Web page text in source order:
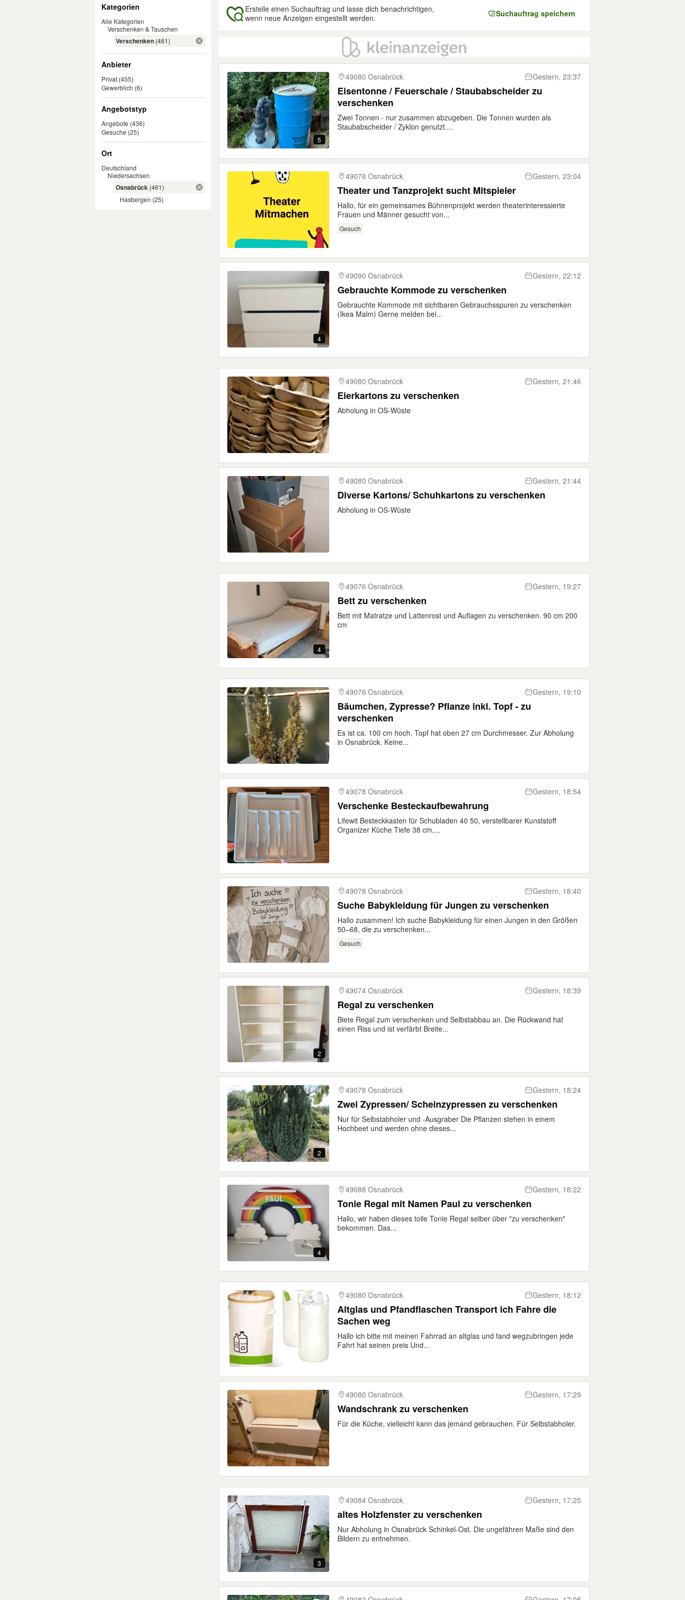
Kategorien
Alle Kategorien
Verschenken & Tauschen
Verschenken (461)
Anbieter
Privat (455)
Gewerblich (6)
Angebotstyp
Angebote (436)
Gesuche (25)
Ort
Deutschland
Niedersachsen
Osnabrück (461)
Hasbergen (25)
Erstelle einen Suchauftrag und lasse dich benachrichtigen,
wenn neue Anzeigen eingestellt werden.
Suchauftrag speichern
Ergebnisse
5
49080 Osnabrück Gestern, 23:37
Eisentonne / Feuerschale / Staubabscheider zu
verschenken
Zwei Tonnen - nur zusammen abzugeben. Die Tonnen wurden als
Staubabscheider / Zyklon genutzt....
49078 Osnabrück Gestern, 23:04
Theater und Tanzprojekt sucht Mitspieler
Hallo, für ein gemeinsames Bühnenprojekt werden theaterinteressierte
Frauen und Männer gesucht von...
Gesuch
4
49090 Osnabrück Gestern, 22:12
Gebrauchte Kommode zu verschenken
Gebrauchte Kommode mit sichtbaren Gebrauchsspuren zu verschenken
(Ikea Malm) Gerne melden bei...
49080 Osnabrück Gestern, 21:46
Eierkartons zu verschenken
Abholung in OS-Wüste
49080 Osnabrück Gestern, 21:44
Diverse Kartons/ Schuhkartons zu verschenken
Abholung in OS-Wüste
4
49076 Osnabrück Gestern, 19:27
Bett zu verschenken
Bett mit Matratze und Lattenrost und Auflagen zu verschenken. 90 cm 200
cm
49076 Osnabrück Gestern, 19:10
Bäumchen, Zypresse? Pflanze inkl. Topf - zu
verschenken
Es ist ca. 100 cm hoch, Topf hat oben 27 cm Durchmesser. Zur Abholung
in Osnabrück. Keine...
49078 Osnabrück Gestern, 18:54
Verschenke Besteckaufbewahrung
Lifewit Besteckkasten für Schubladen 40 50, verstellbarer Kunststoff
Organizer Küche Tiefe 38 cm,...
49078 Osnabrück Gestern, 18:40
Suche Babykleidung für Jungen zu verschenken
Hallo zusammen! Ich suche Babykleidung für einen Jungen in den Größen
50–68, die zu verschenken...
Gesuch
2
49074 Osnabrück Gestern, 18:39
Regal zu verschenken
Biete Regal zum verschenken und Selbstabbau an. Die Rückwand hat
einen Riss und ist verfärbt Breite...
2
49078 Osnabrück Gestern, 18:24
Zwei Zypressen/ Scheinzypressen zu verschenken
Nur für Selbstabholer und -Ausgraber Die Pflanzen stehen in einem
Hochbeet und werden ohne dieses...
4
49088 Osnabrück Gestern, 18:22
Tonie Regal mit Namen Paul zu verschenken
Hallo, wir haben dieses tolle Tonie Regal selber über "zu verschenken"
bekommen. Das...
49080 Osnabrück Gestern, 18:12
Altglas und Pfandflaschen Transport ich Fahre die
Sachen weg
Hallo ich bitte mit meinen Fahrrad an altglas und fand wegzubringen jede
Fahrt hat seinen preis Und...
49080 Osnabrück Gestern, 17:29
Wandschrank zu verschenken
Für die Küche, vielleicht kann das jemand gebrauchen. Für Selbstabholer.
3
49084 Osnabrück Gestern, 17:25
altes Holzfenster zu verschenken
Nur Abholung in Osnabrück Schinkel-Ost. Die ungefähren Maße sind den
Bildern zu entnehmen.